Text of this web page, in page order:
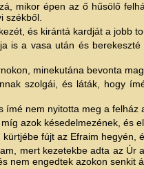
mikor épen az ő hűsölő
székből.
és kirántá kardját a jobb
is a vasa után és
minekutána bevonta
szolgái, és láták, hogy
ímé nem nyitotta meg a
azok késedelmezének, és
fújt az Efraim
mert kezetekbe adta az
nem engedtek azokon senkit